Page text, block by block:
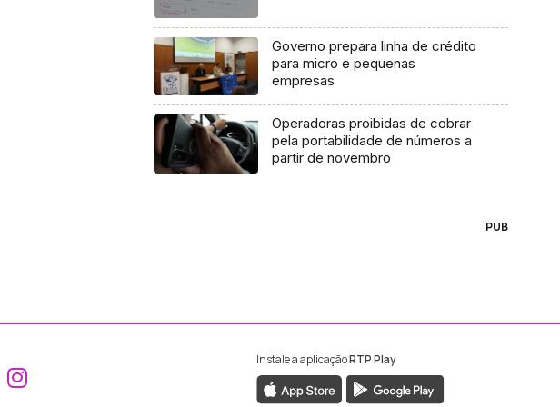
Governo prepara linha de crédito
para micro e pequenas
empresas
Operadoras proibidas de cobrar
pela portabilidade de números a
partir de novembro
PUB
Aceder ao Facebook da RTP Madeira
Aceder ao Instagram da RTP Madeira
Instale a aplicaçãoRTP Play